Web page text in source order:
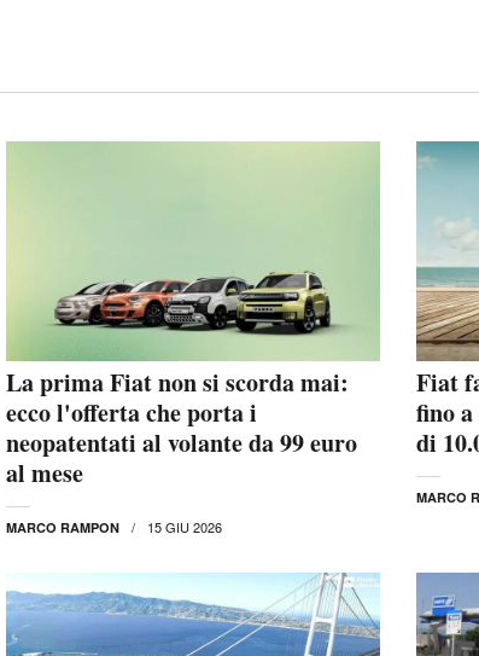
La prima Fiat non si scorda mai:
ecco l'offerta che porta i
neopatentati al volante da 99 euro
al mese
MARCO RAMPON 15 GIU 2026
Fiat
fino a
di
MARCO